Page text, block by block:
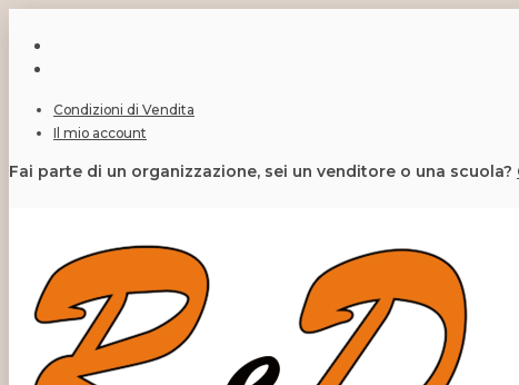
Condizioni di Vendita
Il mio account
Fai parte di un organizzazione, sei un venditore o una scuola?